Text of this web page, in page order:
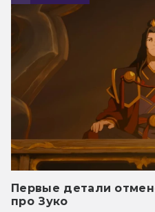
Первые детали
про Зуко